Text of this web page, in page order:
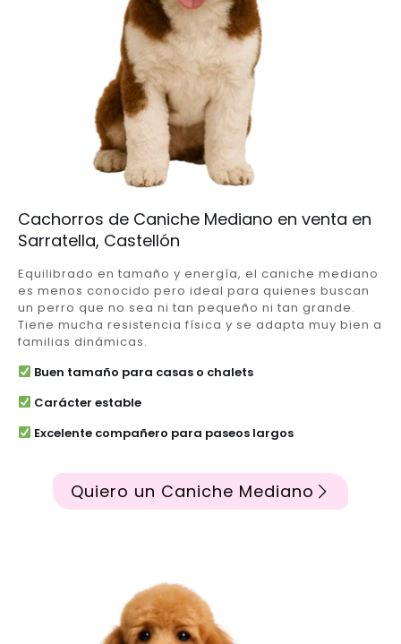
Cachorros de Caniche Mediano en venta en
Sarratella, Castellón
Equilibrado en tamaño y energía, el caniche mediano
es menos conocido pero ideal para quienes buscan
un perro que no sea ni tan pequeño ni tan grande.
Tiene mucha resistencia física y se adapta muy bien a
familias dinámicas.
Buen tamaño para casas o chalets
Carácter estable
Excelente compañero para paseos largos
Quiero un Caniche Mediano